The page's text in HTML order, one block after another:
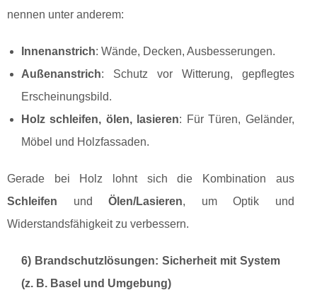
nennen unter anderem:
Innenanstrich: Wände, Decken, Ausbesserungen.
Außenanstrich: Schutz vor Witterung, gepflegtes
Erscheinungsbild.
Holz schleifen, ölen, lasieren: Für Türen, Geländer,
Möbel und Holzfassaden.
Gerade bei Holz lohnt sich die Kombination aus
Schleifen undÖlen/Lasieren, um Optik und
Widerstandsfähigkeit zu verbessern.
6) Brandschutzlösungen: Sicherheit mit System
(z. B. Basel und Umgebung)